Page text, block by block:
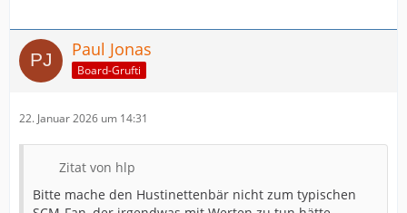
Paul Jonas
Board-Grufti
22. Januar 2026 um 14:31
Zitat von hlp
Bitte mache den Hustinettenbär nicht zum typischen